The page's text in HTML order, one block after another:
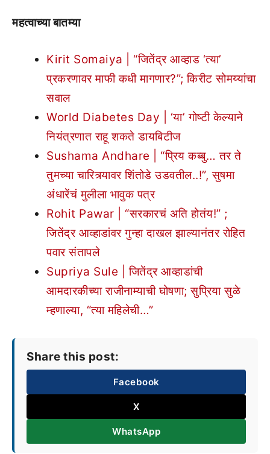
महत्वाच्या बातम्या
Kirit Somaiya | “जितेंद्र आव्हाड ‘त्या’
प्रकरणावर माफी कधी मागणार?”; किरीट सोमय्यांचा
सवाल
World Diabetes Day | ‘या’ गोष्टी केल्याने
नियंत्रणात राहू शकते डायबिटीज
Sushama Andhare | “प्रिय कब्बु… तर ते
तुमच्या चारित्र्यावर शिंतोडे उडवतील..!”, सुषमा
अंधारेंचं मुलीला भावुक पत्र
Rohit Pawar | “सरकारचं अति होतंय!” ;
जितेंद्र आव्हाडांवर गुन्हा दाखल झाल्यानंतर रोहित
पवार संतापले
Supriya Sule | जितेंद्र आव्हाडांची
आमदारकीच्या राजीनाम्याची घोषणा; सुप्रिया सुळे
म्हणाल्या, “त्या महिलेची…”
Share this post:
Facebook
X
WhatsApp